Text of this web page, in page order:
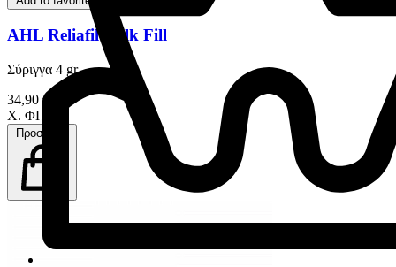
AHL Reliafil Bulk Fill
Σύριγγα 4 gr
34,90 €
Χ. ΦΠΑ
Προσθήκη